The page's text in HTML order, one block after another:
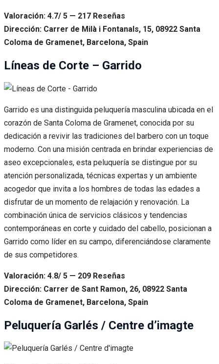
Valoración: 4.7/ 5 — 217 Reseñas
Dirección: Carrer de Milà i Fontanals, 15, 08922 Santa
Coloma de Gramenet, Barcelona, Spain
Líneas de Corte – Garrido
Garrido es una distinguida peluquería masculina ubicada en el
corazón de Santa Coloma de Gramenet, conocida por su
dedicación a revivir las tradiciones del barbero con un toque
moderno. Con una misión centrada en brindar experiencias de
aseo excepcionales, esta peluquería se distingue por su
atención personalizada, técnicas expertas y un ambiente
acogedor que invita a los hombres de todas las edades a
disfrutar de un momento de relajación y renovación. La
combinación única de servicios clásicos y tendencias
contemporáneas en corte y cuidado del cabello, posicionan a
Garrido como líder en su campo, diferenciándose claramente
de sus competidores.
Valoración: 4.8/ 5 — 209 Reseñas
Dirección: Carrer de Sant Ramon, 26, 08922 Santa
Coloma de Gramenet, Barcelona, Spain
Peluquería Garlés / Centre d’imagte